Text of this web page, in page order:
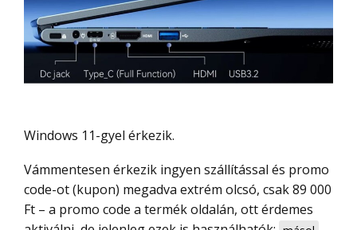
Windows 11-gyel érkezik.
Vámmentesen érkezik ingyen szállítással és promo
code-ot (kupon) megadva extrém olcsó, csak 89 000
Ft – a promo code a termék oldalán, ott érdemes